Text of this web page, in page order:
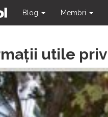
Blog Membri
utile